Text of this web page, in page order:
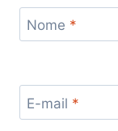
Nome *
E-mail *